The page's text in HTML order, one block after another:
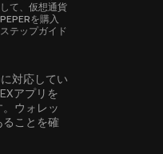
て、仮想通貨
を購入
テップガイド
に対応してい
アプリを
ウォレッ
ることを確